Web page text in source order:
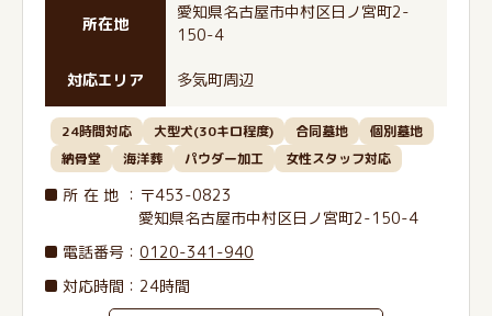
所在地
愛知県名古屋市中村区日ノ宮町2-
150-4
対応エリア 多気町周辺
24時間対応 大型犬(30キロ程度) 合同墓地
個別墓地
納骨堂
海洋葬 パウダー加工 女性スタッフ対応
所在地 ：〒453-0823
愛知県名古屋市中村区日ノ宮町2-150-4
電話番号 ：0120-341-940
対応時間：24時間